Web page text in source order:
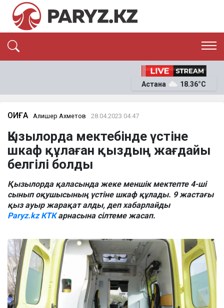
ЭКОНОМИКА
ОҚИҒА
News
Астана 18.36°C
ОҚИҒА Алишер Ахметов 28.04.2023 04:47
Қызылорда мектебінде үстіне
шкаф құлаған қыздың жағдайы
белгілі болды
Қызылорда қаласында жеке меншік мектепте 4-ші
сынып оқушысының үстіне шкаф құлады. 9 жастағы
қыз ауыр жарақат алды, деп хабарлайды
Paryz.kz КТКарнасына сілтеме жасап.